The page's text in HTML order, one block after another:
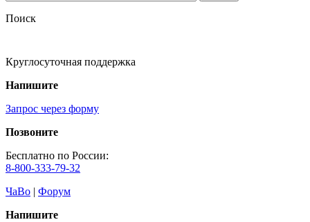
Поиск
Круглосуточная поддержка
Напишите
Запрос через форму
Позвоните
Бесплатно по России:
8-800-333-79-32
ЧаВо | Форум
Напишите